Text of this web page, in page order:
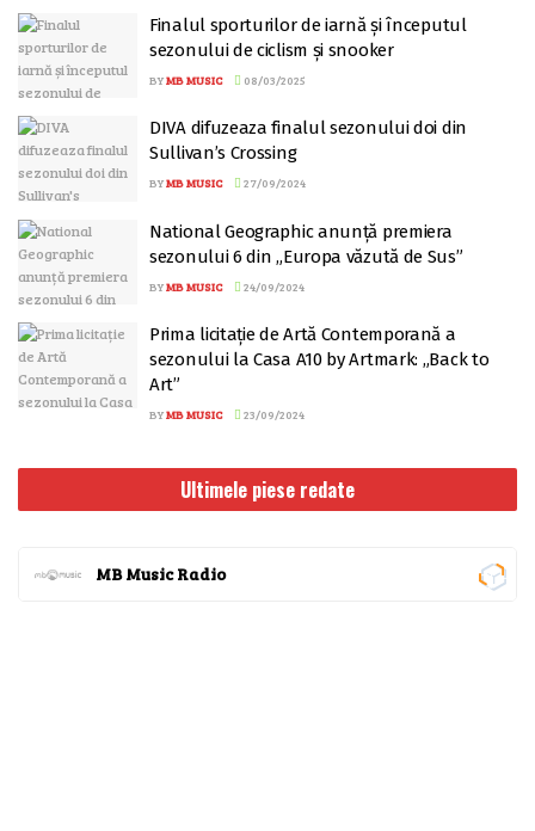
Finalul sporturilor de iarnă și începutul
sezonului de ciclism și snooker
BYMB MUSIC 08/03/2025
DIVA difuzeaza finalul sezonului doi din
Sullivan’s Crossing
BYMB MUSIC 27/09/2024
National Geographic anunță premiera
sezonului 6 din „Europa văzută de Sus”
BYMB MUSIC 24/09/2024
Prima licitație de Artă Contemporană a
sezonului la Casa A10 by Artmark: „Back to
Art”
BYMB MUSIC 23/09/2024
Ultimele piese redate
MB Music Radio